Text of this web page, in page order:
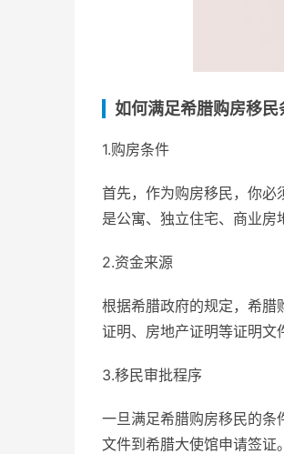
如何满足希腊购房移民
1.购房条件
首先，作为购房移民，你
是公寓、独立住宅、商业房
2.资金来源
根据希腊政府的规定，希腊
证明、房地产证明等证明文
3.移民审批程序
一旦满足希腊购房移民的条
文件到希腊大使馆申请签证